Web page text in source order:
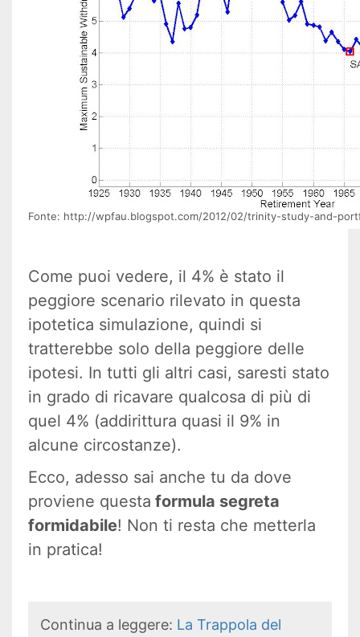
Fonte: http://wpfau.blogspot.com/2012/02/trinity-study-and-
Come puoi vedere, il 4% è stato il
peggiore scenario rilevato in questa
ipotetica simulazione, quindi si
tratterebbe solo della peggiore delle
ipotesi. In tutti gli altri casi, saresti stato
in grado di ricavare qualcosa di più di
quel 4% (addirittura quasi il 9% in
alcune circostanze).
Ecco, adesso sai anche tu da dove
proviene questa formula segreta
formidabile! Non ti resta che metterla
in pratica!
Continua a leggere: La Trappola del